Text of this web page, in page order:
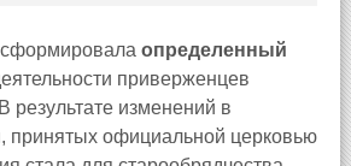
определенный
приверженцев
результате изменений в
принятых официальной церковью